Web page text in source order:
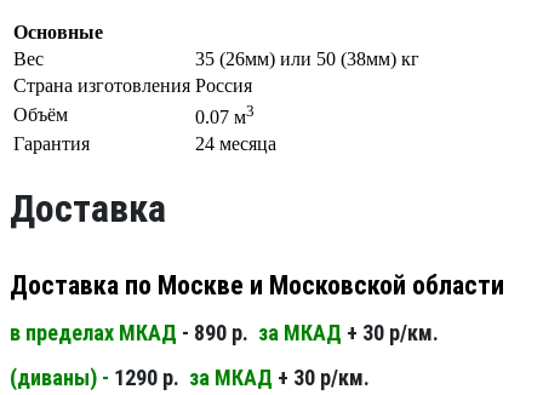
Основные
Вес
35 (26мм) или 50 (38мм) кг
Страна изготовления Россия
Объём
0.07 м3
Гарантия 24 месяца
Доставка
Доставка по Москве и Московской области
в пределах МКАД - 890 р. за МКАД + 30 р/км.
(диваны) - 1290 р. за МКАД + 30 р/км.